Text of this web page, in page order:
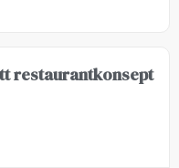
restaurantkonsept